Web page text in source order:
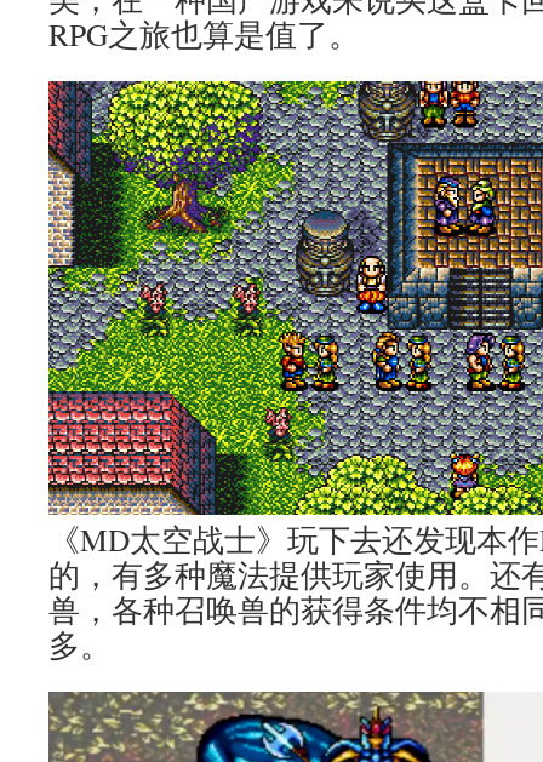
RPG之旅也算是值了。
《MD太空战士》玩下去还发现本
的，有多种魔法提供玩家使用。还
兽，各种召唤兽的获得条件均不相
多。